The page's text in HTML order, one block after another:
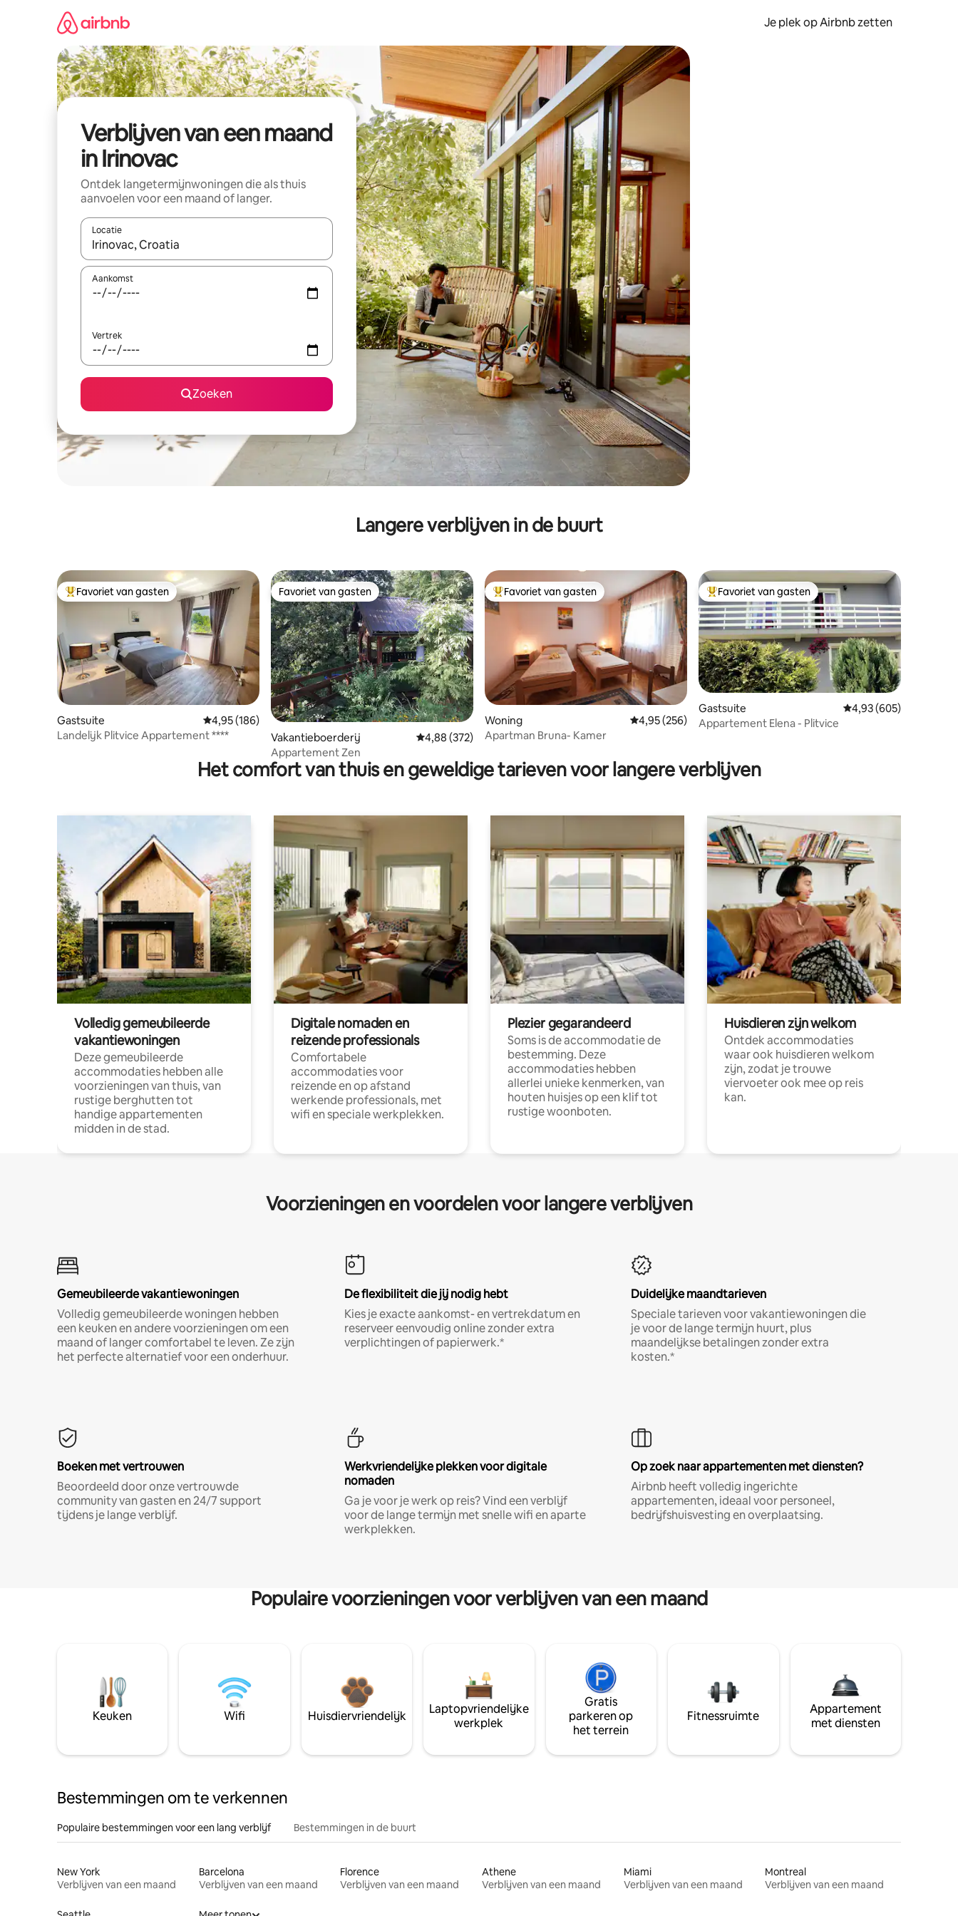
Je plek op Airbnb zetten
Verblijven van een maand
in Irinovac
Ontdek langetermijnwoningen die als thuis
aanvoelen voor een maand of langer.
Locatie
Wanneer er resultaten beschikbaar zijn, maak je een keuze met je de pijltjestoetsen omhoog en omlaag, óf door te tikken of swipen.
Aankomst
Vertrek
Zoeken
Langere verblijven in de buurt
Topfavoriet van gasten
Favoriet van gasten
Gastsuite Gemiddelde beoordeling van 4,95 op 5, 186 recensies
4,95 (186)
Landelijk Plitvice Appartement ****
Favoriet van gasten
Favoriet van gasten
Vakantieboerderij Gemiddelde beoordeling van 4,88 op 5, 372 recensies
4,88 (372)
Appartement Zen
Topfavoriet van gasten
Favoriet van gasten
Woning Gemiddelde beoordeling van 4,95 op 5, 256 recensies
4,95 (256)
Apartman Bruna- Kamer
Topfavoriet van gasten
Favoriet van gasten
Gastsuite Gemiddelde
4,93 (605)
Appartement Elena - Plitvice
Het comfort van thuis en geweldige tarieven voor langere verblijven
Volledig gemeubileerde
vakantiewoningen
Deze gemeubileerde
accommodaties hebben alle
voorzieningen van thuis, van
rustige berghutten tot
handige appartementen
midden in de stad.
Digitale nomaden en
reizende professionals
Comfortabele
accommodaties voor
reizende en op afstand
werkende professionals, met
wifi en speciale werkplekken.
Plezier gegarandeerd
Soms is de accommodatie de
bestemming. Deze
accommodaties hebben
allerlei unieke kenmerken, van
houten huisjes op een klif tot
rustige woonboten.
Huisdieren zijn welkom
Ontdek accommodaties
waar ook huisdieren welkom
zijn, zodat je trouwe
viervoeter ook mee op reis
kan.
Voorzieningen en voordelen voor langere verblijven
Gemeubileerde vakantiewoningen
Volledig gemeubileerde woningen hebben
een keuken en andere voorzieningen om een
maand of langer comfortabel te leven. Ze zijn
het perfecte alternatief voor een onderhuur.
De flexibiliteit die jij nodig hebt
Kies je exacte aankomst- en vertrekdatum en
reserveer eenvoudig online zonder extra
verplichtingen of papierwerk.*
Duidelijke maandtarieven
Speciale tarieven voor vakantiewoningen die
je voor de lange termijn huurt, plus
maandelijkse betalingen zonder extra
kosten.*
Boeken met vertrouwen
Beoordeeld door onze vertrouwde
community van gasten en 24/7 support
tijdens je lange verblijf.
Werkvriendelijke plekken voor digitale
nomaden
Ga je voor je werk op reis? Vind een verblijf
voor de lange termijn met snelle wifi en aparte
werkplekken.
Op zoek naar appartementen met diensten?
Airbnb heeft volledig ingerichte
appartementen, ideaal voor personeel,
bedrijfshuisvesting en overplaatsing.
Populaire voorzieningen voor verblijven van een maand
Keuken Wifi Huisdiervriendelijk
Laptopvriendelijke
werkplek
Gratis
parkeren op
het terrein
Fitnessruimte
Appartement
met diensten
Bestemmingen om te verkennen
Populaire bestemmingen voor een lang verblijf Bestemmingen in de buurt
New York
Verblijven van een maand
Barcelona
Verblijven van een maand
Florence
Verblijven van een maand
Athene
Verblijven van een maand
Miami
Verblijven van een maand
Montreal
Verblijven van een maand